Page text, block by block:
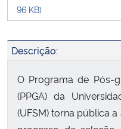
96 KB)
Descrição:
O Programa de Pós-
(PPGA) da
(UFSM) torna pública